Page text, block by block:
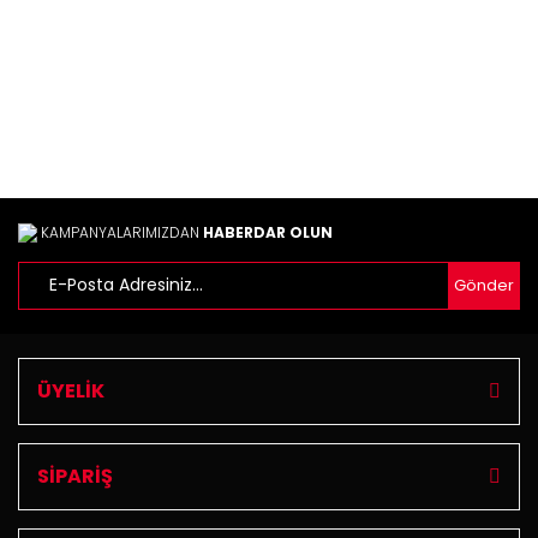
KAMPANYALARIMIZDAN HABERDAR OLUN
Gönder
ÜYELİK
SİPARİŞ